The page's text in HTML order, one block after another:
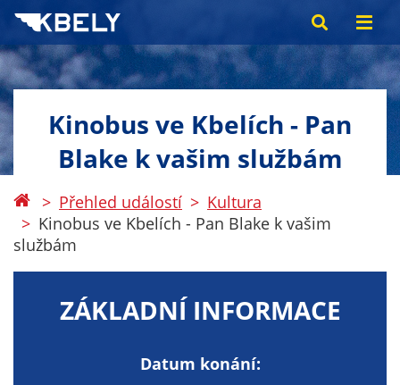
Kinobus ve Kbelích - Pan
Blake k vašim službám
Přehled událostí
Kultura
Kinobus ve Kbelích - Pan Blake k vašim
službám
ZÁKLADNÍ INFORMACE
Datum konání: